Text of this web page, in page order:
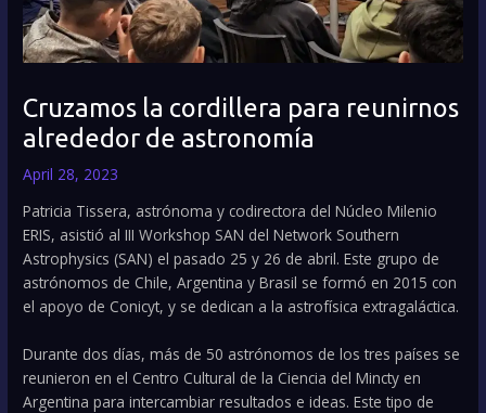
Cruzamos la cordillera para reunirnos
alrededor de astronomía
April 28, 2023
Patricia Tissera, astrónoma y codirectora del Núcleo Milenio
ERIS, asistió al III Workshop SAN del Network Southern
Astrophysics (SAN) el pasado 25 y 26 de abril. Este grupo de
astrónomos de Chile, Argentina y Brasil se formó en 2015 con
el apoyo de Conicyt, y se dedican a la astrofísica extragaláctica.
Durante dos días, más de 50 astrónomos de los tres países se
reunieron en el Centro Cultural de la Ciencia del Mincty en
Argentina para intercambiar resultados e ideas. Este tipo de